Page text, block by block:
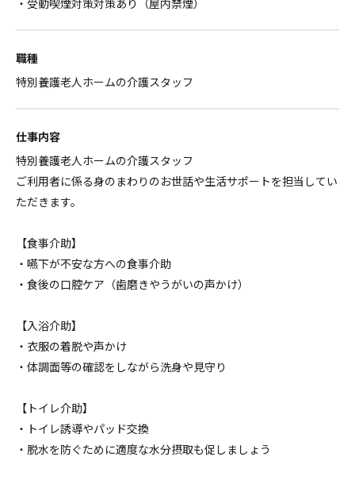
・受動喫煙対策対策あり（屋内禁煙）
職種
特別養護老人ホームの介護スタッフ
仕事内容
特別養護老人ホームの介護スタッフ
ご利用者に係る身のまわりのお世話や生活サポートを担当してい
ただきます。
【食事介助】
・嚥下が不安な方への食事介助
・食後の口腔ケア（歯磨きやうがいの声かけ）
【入浴介助】
・衣服の着脱や声かけ
・体調面等の確認をしながら洗身や見守り
【トイレ介助】
・トイレ誘導やパッド交換
・脱水を防ぐために適度な水分摂取も促しましょう